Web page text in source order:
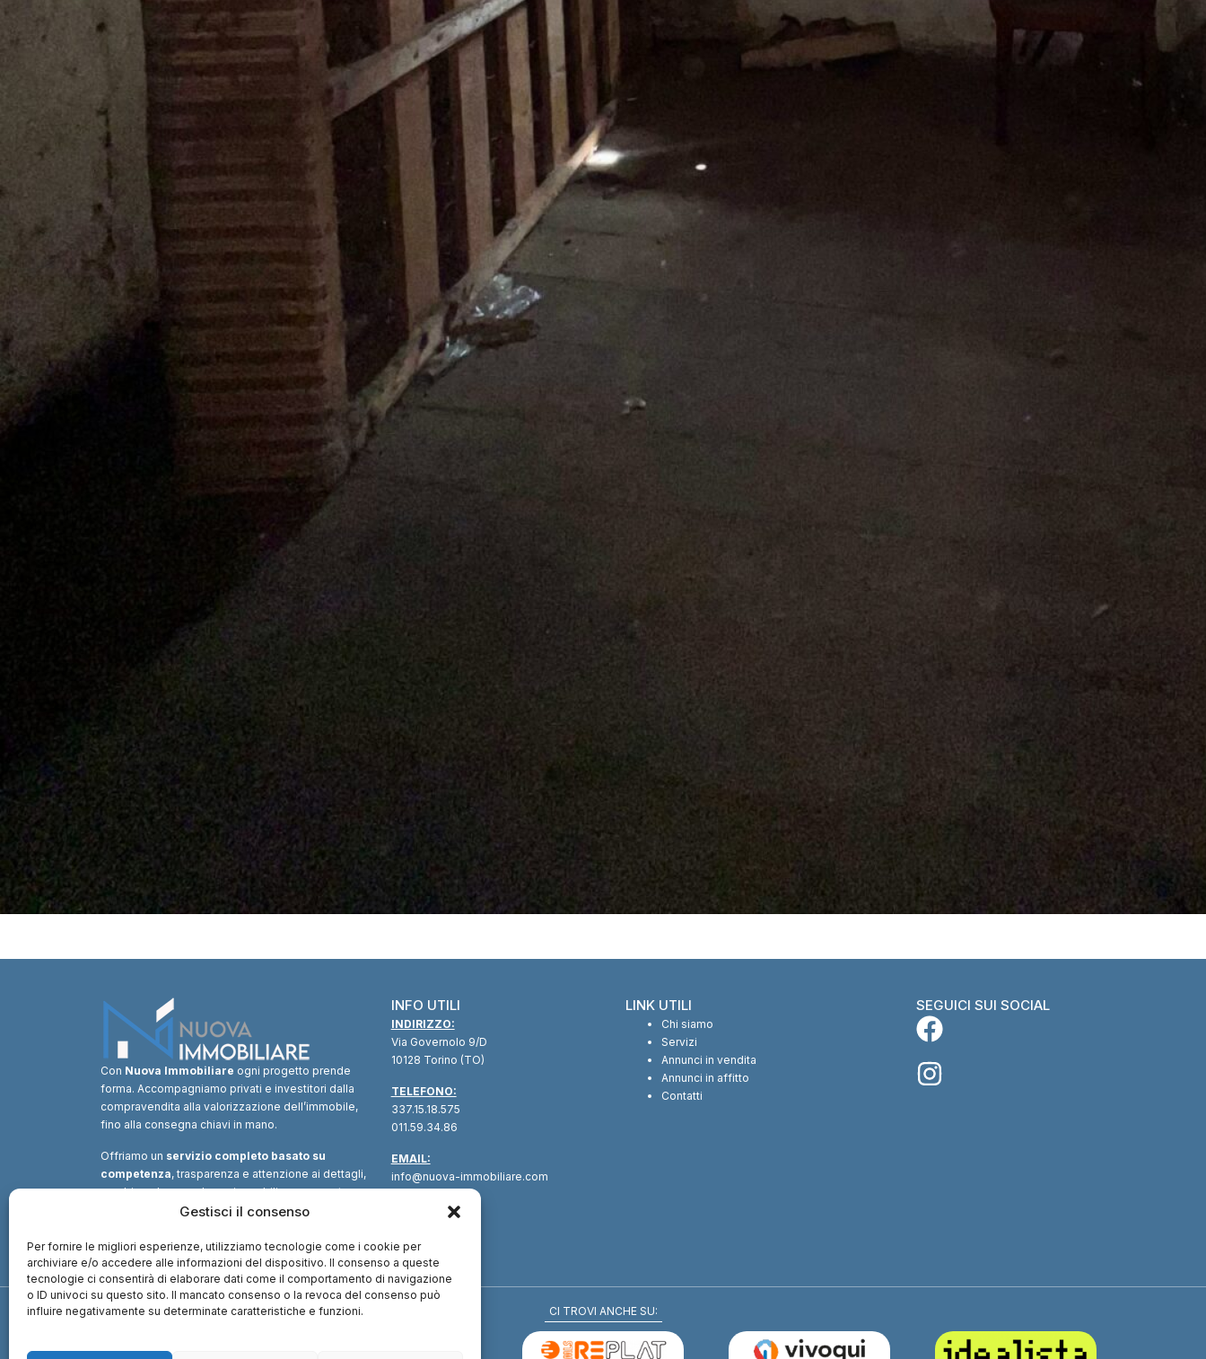
Gestisci il consenso
Per fornire le migliori esperienze, utilizziamo tecnologie come i cookie per
archiviare e/o accedere alle informazioni del dispositivo. Il consenso a queste
tecnologie ci consentirà di elaborare dati come il comportamento di navigazione
o ID univoci su questo sito. Il mancato consenso o la revoca del consenso può
influire negativamente su determinate caratteristiche e funzioni.
Con Nuova Immobiliare ogni progetto prende
forma. Accompagniamo privati e investitori dalla
compravendita alla valorizzazione dell’immobile,
fino alla consegna chiavi in mano.
Offriamo un servizio completo basato su
competenza, trasparenza e attenzione ai dettagli,
combinando consulenza immobiliare, supporto
tecnico e soluzioni finanziarie.Un unico
valore.
INFO UTILI
INDIRIZZO:
Via Governolo 9/D
10128 Torino (TO)
TELEFONO:
337.15.18.575
011.59.34.86
EMAIL:
info@nuova-immobiliare.com
LINK UTILI
Chi siamo
Servizi
Annunci in vendita
Annunci in affitto
Contatti
SEGUICI SUI SOCIAL
CI TROVI ANCHE SU: